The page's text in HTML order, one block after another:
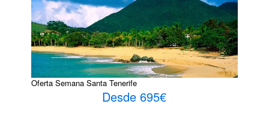
Oferta Semana Santa Tenerife
Desde 695€